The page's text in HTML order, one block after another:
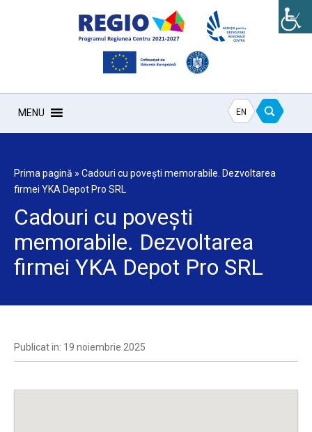
MENU EN
Prima pagină » Cadouri cu povești memorabile. Dezvoltarea
firmei YKA Depot Pro SRL
Cadouri cu povești
memorabile. Dezvoltarea
firmei YKA Depot Pro SRL
Publicat in: 19 noiembrie 2025